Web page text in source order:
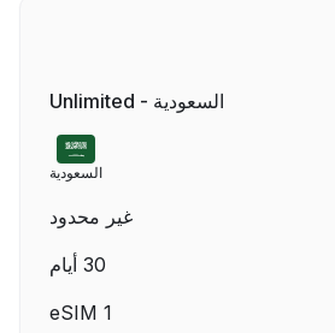
السعودية - Unlimited
السعودية
غير محدود
30 أيام
1